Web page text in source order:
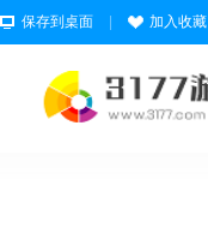
保存到桌面 加入收藏